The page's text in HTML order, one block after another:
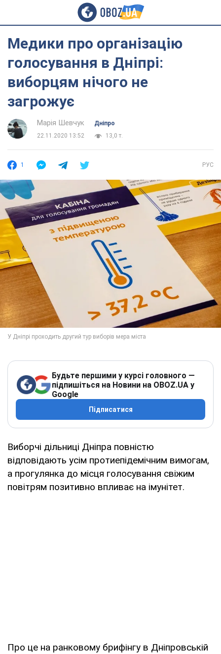
Медики про організацію
голосування в Дніпрі:
виборцям нічого не
загрожує
Марія Шевчук
Дніпро
22.11.2020 13:52
13,0 т.
1 РУС
Будьте першими у курсі головного —
підпишіться на Новини на OBOZ.UA у
Google
Підписатися
Виборчі дільниці Дніпра повністю
відповідають усім протиепідемічним вимогам,
а прогулянка до місця голосування свіжим
повітрям позитивно впливає на імунітет.
Про це на ранковому брифінгу в Дніпровській